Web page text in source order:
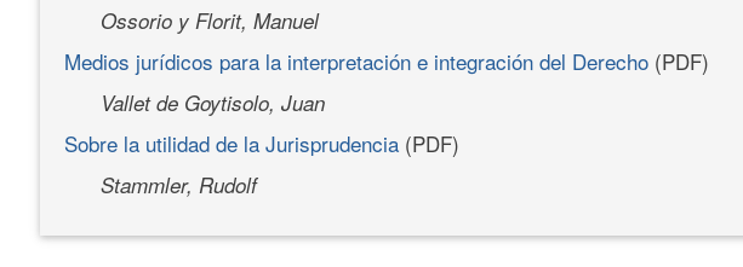
Ossorio y Florit, Manuel
Medios jurídicos para la interpretación e integración del Derecho (PDF)
Vallet de Goytisolo, Juan
Sobre la utilidad de la Jurisprudencia (PDF)
Stammler, Rudolf